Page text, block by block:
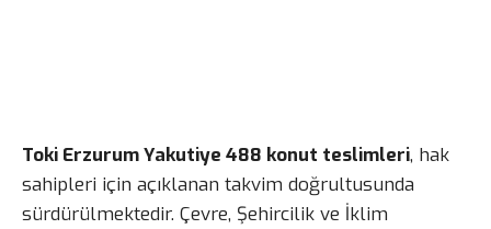
Toki Erzurum Yakutiye 488 konut teslimleri, hak
sahipleri için açıklanan takvim doğrultusunda
sürdürülmektedir. Çevre, Şehircilik ve İklim